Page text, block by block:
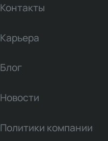
Контакты
Карьера
Блог
Новости
Политики компании